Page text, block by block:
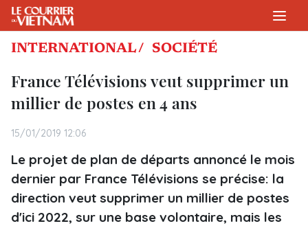
INTERNATIONAL / SOCIÉTÉ
France Télévisions veut supprimer un
millier de postes en 4 ans
15/01/2019 12:06
Le projet de plan de départs annoncé le mois
dernier par France Télévisions se précise: la
direction veut supprimer un millier de postes
d'ici 2022, sur une base volontaire, mais les